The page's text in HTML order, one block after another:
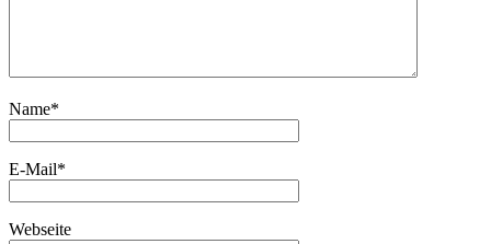
Name*
E-Mail*
Webseite